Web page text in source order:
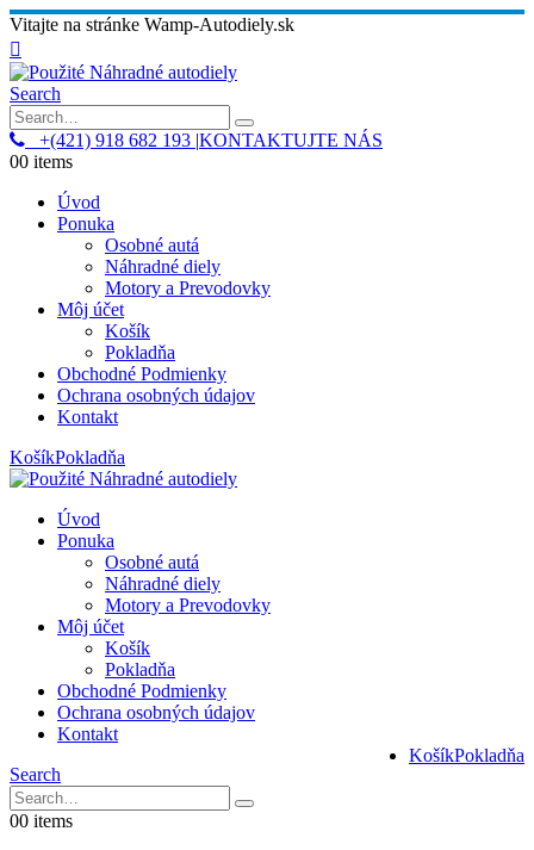
Vitajte na stránke Wamp-Autodiely.sk
Search
+(421) 918 682 193 |KONTAKTUJTE NÁS
00 items
Úvod
Ponuka
Osobné autá
Náhradné diely
Motory a Prevodovky
Môj účet
Košík
Pokladňa
Obchodné Podmienky
Ochrana osobných údajov
Kontakt
KošíkPokladňa
Úvod
Ponuka
Osobné autá
Náhradné diely
Motory a Prevodovky
Môj účet
Košík
Pokladňa
Obchodné Podmienky
Ochrana osobných údajov
Kontakt
KošíkPokladňa
Search
00 items